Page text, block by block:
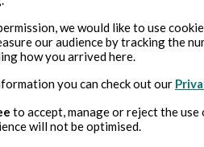
we would like to use
our audience by tracking the
how you arrived here.
you can check out our
to accept, manage or reject the
will not be optimised.